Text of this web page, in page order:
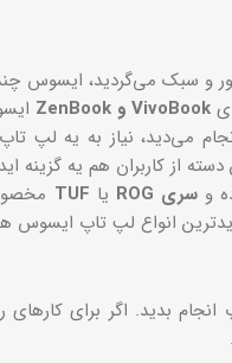
و سبک می‌گردید، ایسوس
VivoBook و ZenBook
انجام می‌دید، نیاز به یه
از کاربران هم یه گزینه
و سری ROG یا TUF
انواع لپ تاپ
بدید. اگر برای